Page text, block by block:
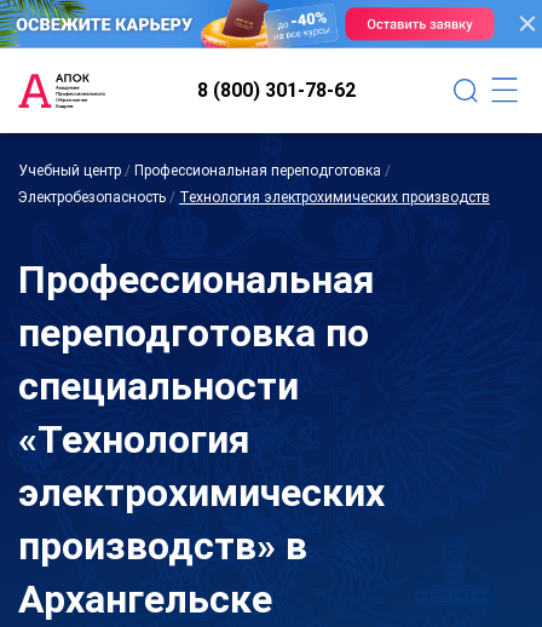
8 (800) 301-78-62
Учебный центр / Профессиональная переподготовка /
Электробезопасность / Технология электрохимических производств
Профессиональная
переподготовка по
специальности
«Технология
электрохимических
производств» в
Архангельске